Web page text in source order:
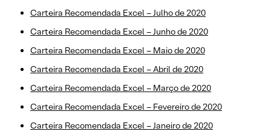
Carteira Recomendada Excel – Julho de 2020
Carteira Recomendada Excel – Junho de 2020
Carteira Recomendada Excel – Maio de 2020
Carteira Recomendada Excel – Abril de 2020
Carteira Recomendada Excel – Março de 2020
Carteira Recomendada Excel – Fevereiro de 2020
Carteira Recomendada Excel – Janeiro de 2020